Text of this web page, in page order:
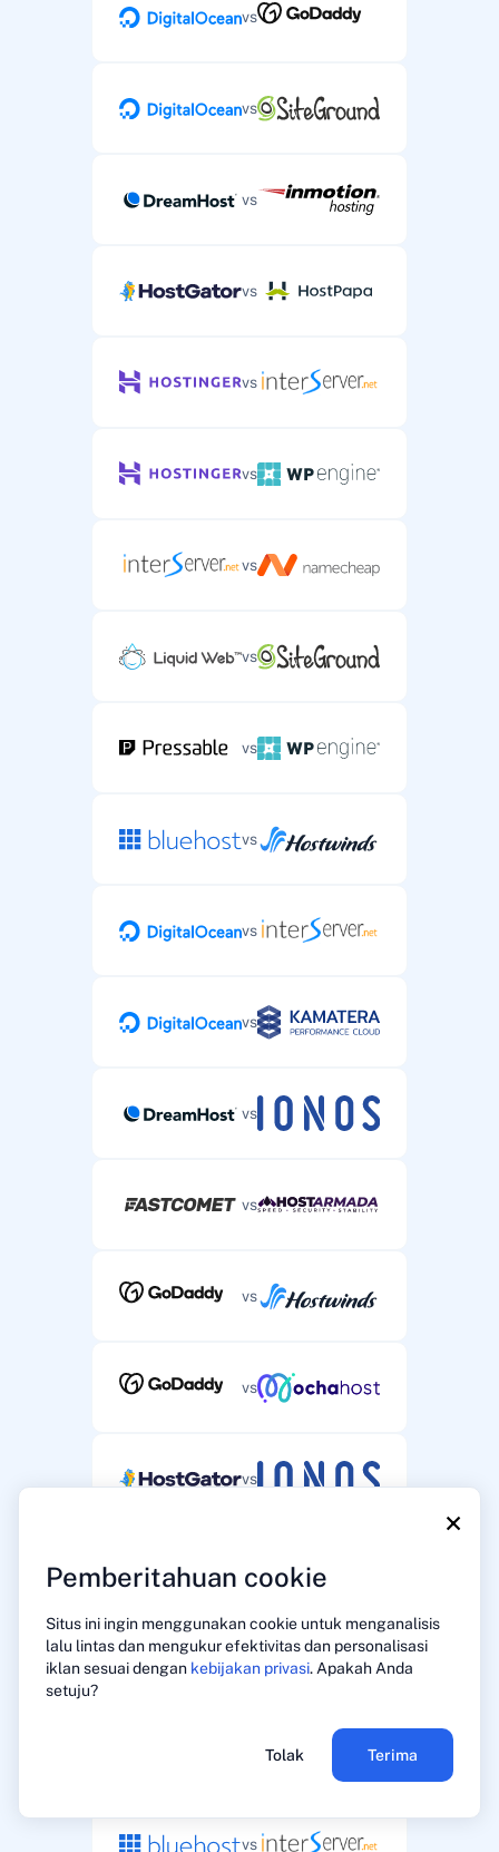
×
Pemberitahuan cookie
Situs ini ingin menggunakan cookie untuk menganalisis
lalu lintas dan mengukur efektivitas dan personalisasi
iklan sesuai dengan kebijakan privasi. Apakah Anda
setuju?
Tolak Terima
vs
vs
vs
vs
vs
vs
vs
vs
vs
vs
vs
vs
vs
vs
vs
vs
vs
vs
vs
vs